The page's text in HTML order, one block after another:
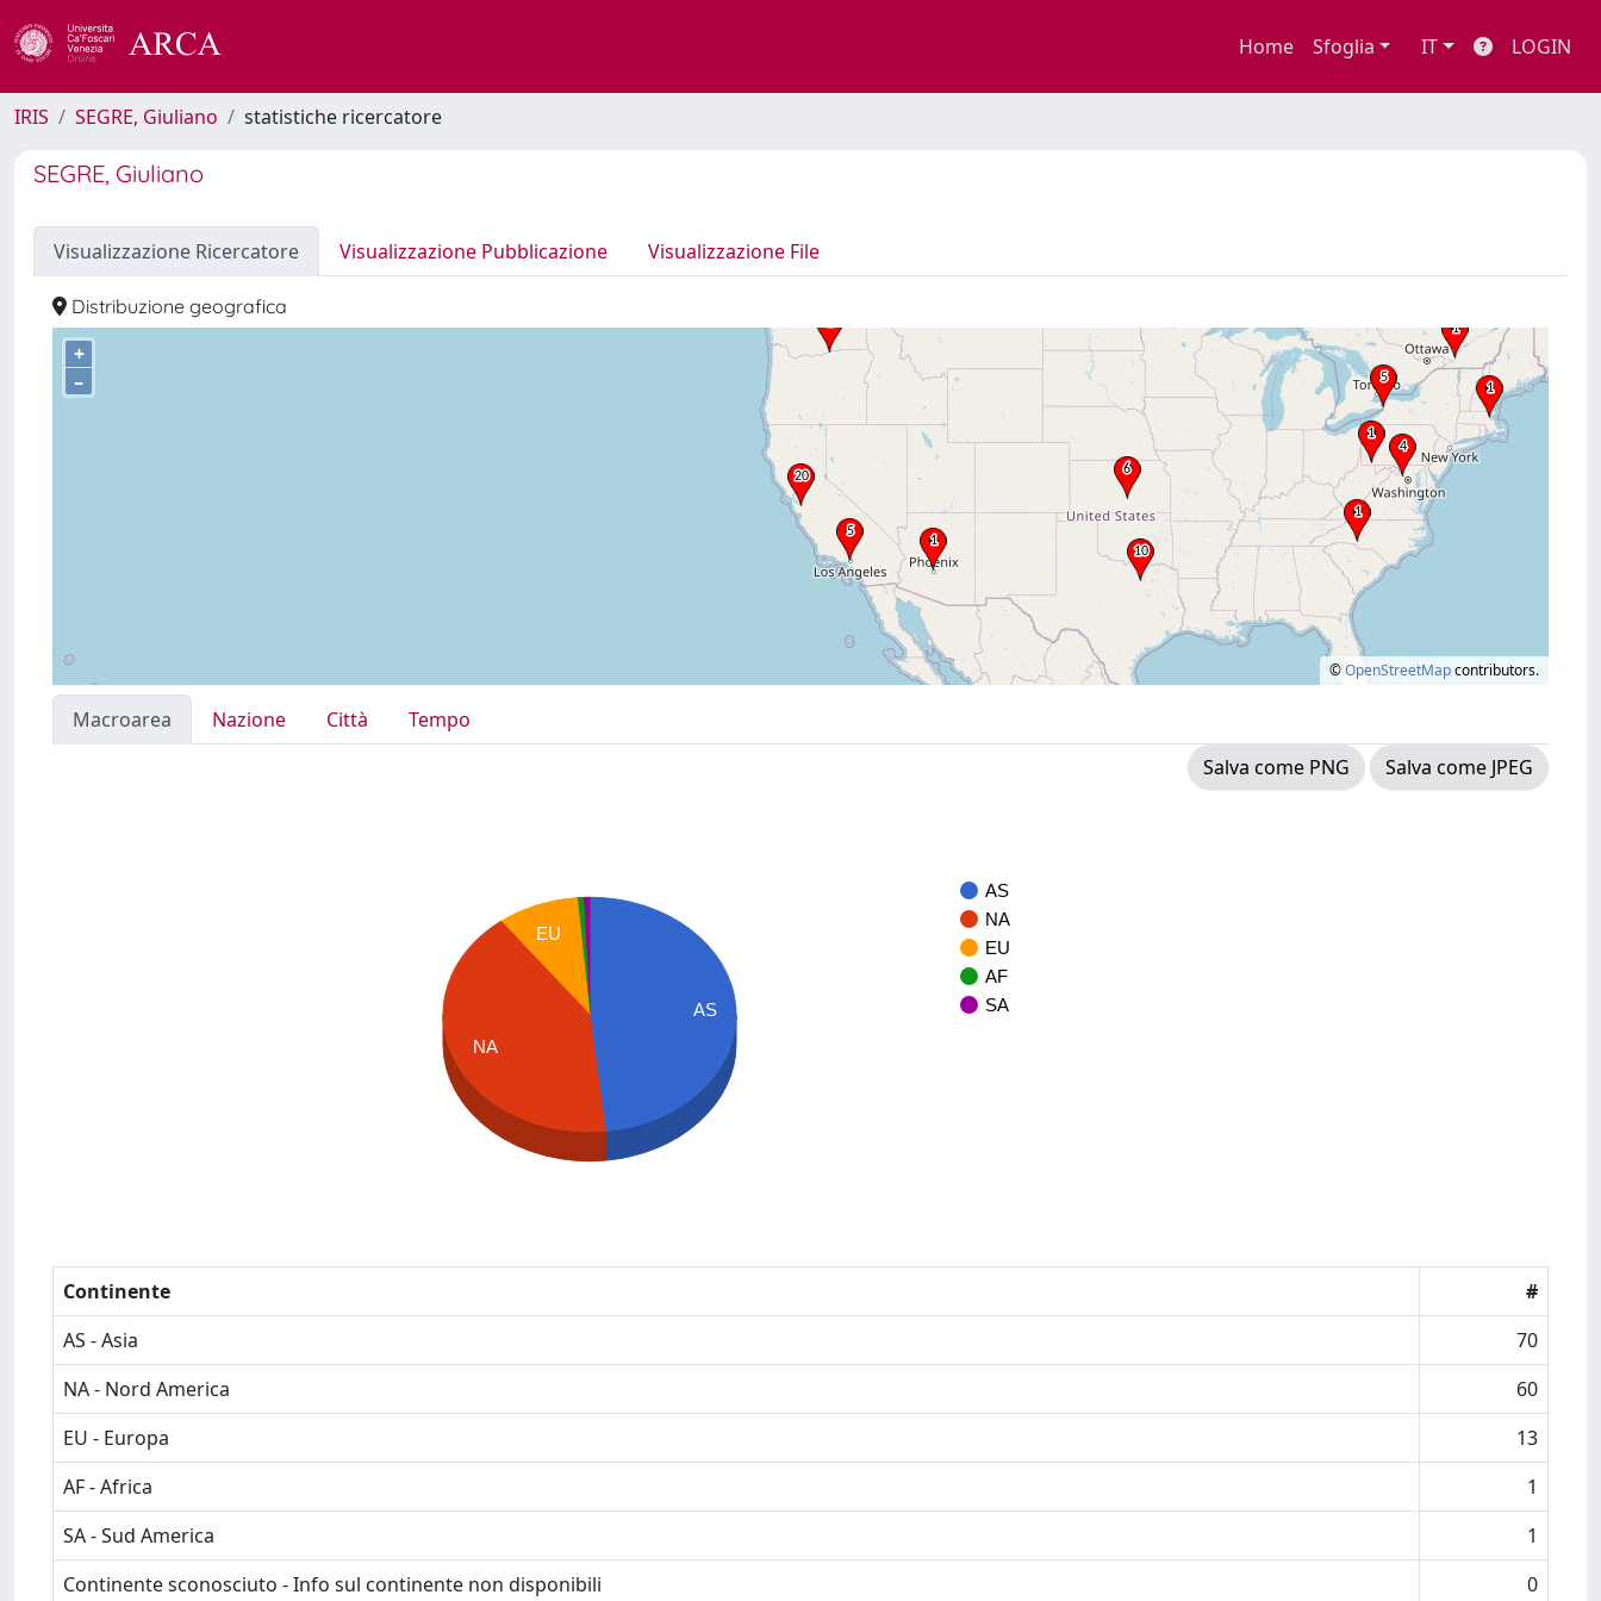
Home Sfoglia IT LOGIN
IRIS SEGRE, Giuliano statistiche ricercatore
SEGRE, Giuliano
Visualizzazione Ricercatore Visualizzazione Pubblicazione Visualizzazione File
Distribuzione geografica
+
–
©OpenStreetMapcontributors.
Macroarea Nazione Città
Tempo
Salva come PNG
Salva come JPEG
AS
NA
EU
AF
SA
AS
EU
NA
Continente
#
AS - Asia
70
NA - Nord America
60
EU - Europa
13
AF - Africa
1
SA - Sud America
1
Continente sconosciuto - Info sul continente non disponibili
0